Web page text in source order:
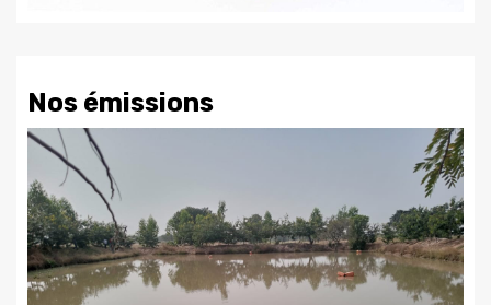
Nos émissions